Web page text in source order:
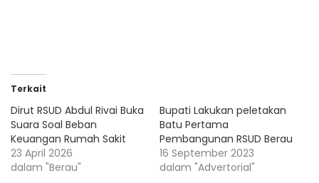
Terkait
Dirut RSUD Abdul Rivai Buka
Suara Soal Beban
Keuangan Rumah Sakit
23 April 2026
dalam "Berau"
Bupati Lakukan peletakan
Batu Pertama
Pembangunan RSUD Berau
16 September 2023
dalam "Advertorial"